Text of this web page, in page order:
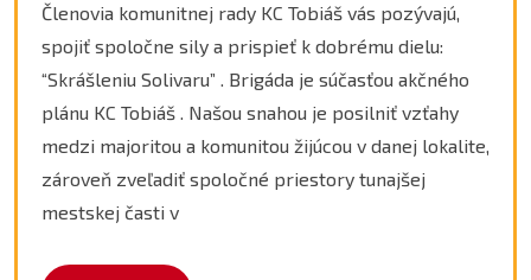
Členovia komunitnej rady KC Tobiáš vás pozývajú,
spojiť spoločne sily a prispieť k dobrému dielu:
“Skrášleniu Solivaru” . Brigáda je súčasťou akčného
plánu KC Tobiáš . Našou snahou je posilniť vzťahy
medzi majoritou a komunitou žijúcou v danej lokalite,
zároveň zveľadiť spoločné priestory tunajšej
mestskej časti v